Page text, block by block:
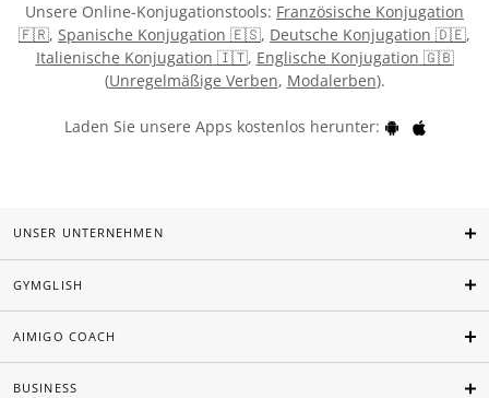
Unsere Online-Konjugationstools: Französische Konjugation
🇫🇷, Spanische Konjugation 🇪🇸, Deutsche Konjugation 🇩🇪,
Italienische Konjugation 🇮🇹, Englische Konjugation 🇬🇧
(Unregelmäßige Verben, Modalerben).
Laden Sie unsere Apps kostenlos herunter:
UNSER UNTERNEHMEN
GYMGLISH
AIMIGO COACH
BUSINESS